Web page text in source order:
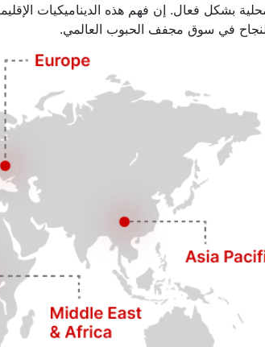
بشكل فعال. إن فهم هذه الديناميكيات
في سوق مجفف الحبوب العالمي.